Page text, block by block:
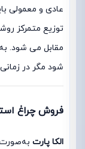
عادی و معمولی
توزیع متمرکز
مقابل می شود.
شود مگر در
فروش چراغ
الکا پارت